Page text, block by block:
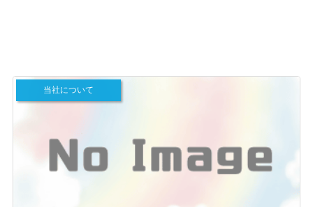
当社について